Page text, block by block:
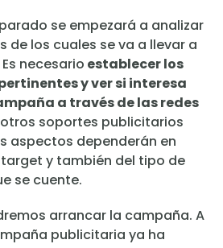
se empezará a analizar
de los cuales se va a llevar a
necesario establecer los
y ver si interesa
a través de las redes
soportes publicitarios
aspectos dependerán en
y también del tipo de
se cuente.
arrancar la campaña. A
publicitaria ya ha